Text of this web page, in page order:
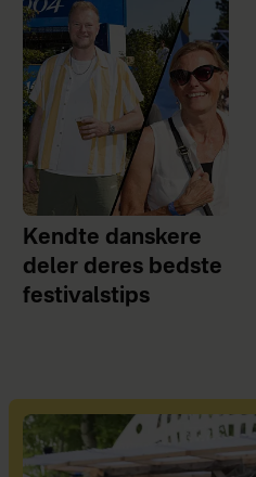
Kendte danskere
deler deres bedste
festivalstips